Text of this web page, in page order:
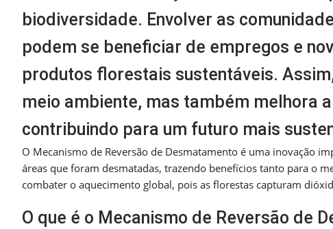
biodiversidade. Envolver as
podem se beneficiar de empregos e
produtos florestais sustentáveis.
meio ambiente, mas também melhora
contribuindo para um futuro mais
O Mecanismo de Reversão de Desmatamento é uma inovação
áreas que foram desmatadas, trazendo benefícios tanto para o
combater o aquecimento global, pois as florestas capturam
O que é o Mecanismo de Reversão de